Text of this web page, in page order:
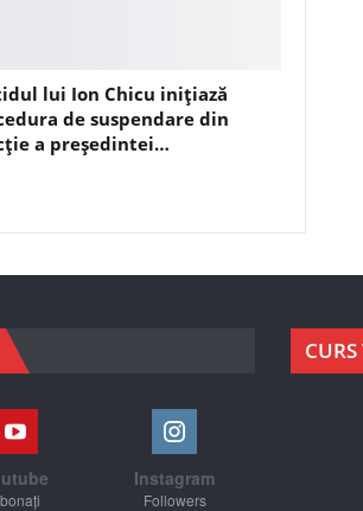
lui Ion Chicu inițiază
de suspendare din
a președintei…
Instagram
Followers